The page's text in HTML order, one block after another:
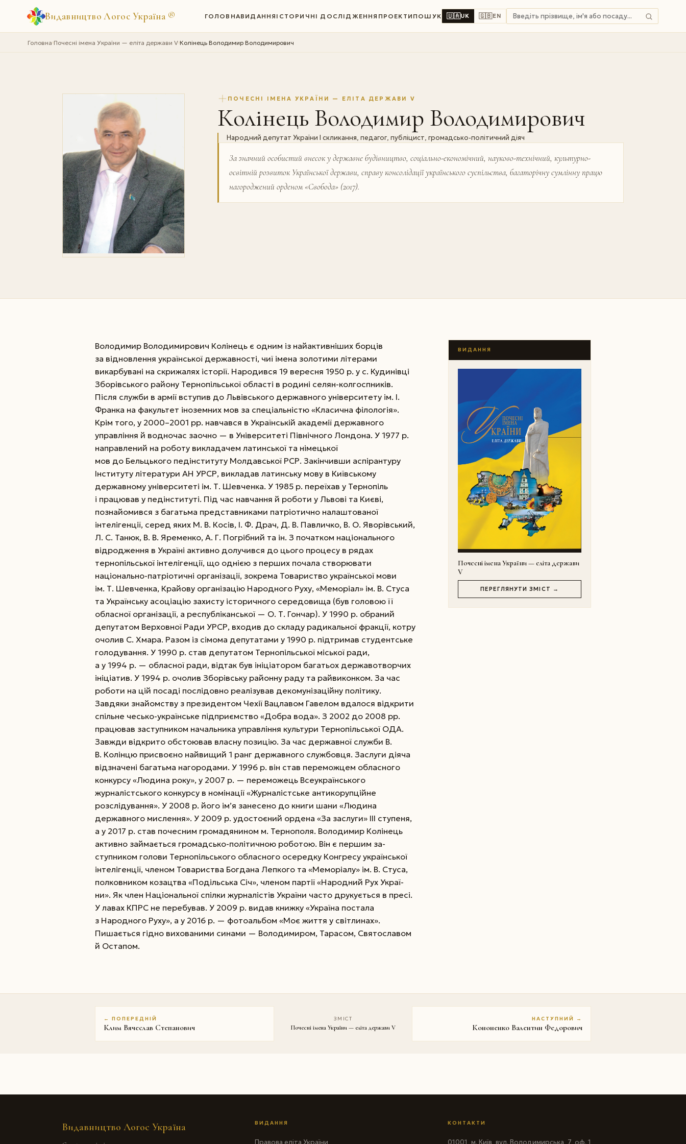
Видавництво Логос Україна ® ГОЛОВНАВИДАННЯ ІСТОРИЧНІ ДОСЛІДЖЕННЯ ПРОЕКТИ ПОШУК 🇺🇦UK 🇬🇧EN
Головна›Почесні імена України — еліта держави V›Колінець Володимир Володимирович
ПОЧЕСНІ ІМЕНА УКРАЇНИ — ЕЛІТА ДЕРЖАВИ V
Колінець Володимир Володимирович
Народний депутат України І скликання, педагог, публіцист, громадсько-політичний діяч
За значний особистий внесок у державне будівництво, соціально-економічний, науково-технічний, культурно-
освітній розвиток Української держави, справу консолідації українського суспільства, багаторічну сумлінну працю
нагороджений орденом «Свобода» (2017).
Володимир Володимирович Колінець є одним із найактивніших борців
за відновлення української державності, чиї імена золотими літерами
викарбувані на скрижалях історії. Народився 19 вересня 1950 р. у с. Кудинівці
Зборівського району Тернопільської області в родині селян-колгоспників.
Після служби в армії вступив до Львівського державного університету ім. І.
Франка на факультет іноземних мов за спеціальністю «Класична філологія».
Крім того, у 2000–2001 рр. навчався в Українській академії державного
управління й водночас заочно — в Університеті Північного Лондона. У 1977 р.
направлений на роботу викладачем латинської та німецької
мов до Бельцького педінституту Молдавської РСР. Закінчивши аспірантуру
Інституту літератури АН УРСР, викладав латинську мову в Київському
державному університеті ім. Т. Шевченка. У 1985 р. переїхав у Тернопіль
і працював у педінституті. Під час навчання й роботи у Львові та Києві,
познайомився з багатьма представниками патріотично налаштованої
інтелігенції, серед яких М. В. Косів, І. Ф. Драч, Д. В. Павличко, В. О. Яворівський,
Л. С. Танюк, В. В. Яременко, А. Г. Погрібний та ін. З початком національного
відродження в Україні активно долучився до цього процесу в рядах
тернопільської інтелігенції, що однією з перших почала створювати
національно-патріотичні організації, зокрема Товариство української мови
ім. Т. Шевченка, Крайову організацію Народного Руху, «Меморіал» ім. В. Стуса
та Українську асоціацію захисту історичного середовища (був головою її
обласної організації, а республіканської — О. Т. Гончар). У 1990 р. обраний
депутатом Верховної Ради УРСР, входив до складу радикальної фракції, котру
очолив С. Хмара. Разом із сімома депутатами у 1990 р. підтримав студентське
голодування. У 1990 р. став депутатом Тернопільської міської ради,
а у 1994 р. — обласної ради, відтак був ініціатором багатьох державотворчих
ініціатив. У 1994 р. очолив Зборівську районну раду та райвиконком. За час
роботи на цій посаді послідовно реалізував декомунізаційну політику.
Завдяки знайомству з президентом Чехії Вацлавом Гавелом вдалося відкрити
спільне чесько-українське підприємство «Добра вода». З 2002 до 2008 рр.
працював заступником начальника управління культури Тернопільської ОДА.
Завжди відкрито обстоював власну позицію. За час державної служби В.
В. Колінцю присвоєно найвищий 1 ранг державного службовця. Заслуги діяча
відзначені багатьма нагородами. У 1996 р. він став переможцем обласного
конкурсу «Людина року», у 2007 р. — переможець Всеукраїнського
журналістського конкурсу в номінації «Журналістське антикорупційне
розслідування». У 2008 р. його ім’я занесено до книги шани «Людина
державного мислення». У 2009 р. удостоєний ордена «За заслуги» ІІІ ступеня,
а у 2017 р. став почесним громадянином м. Тернополя. Володимир Колінець
активно займається громадсько-політичною роботою. Він є першим за­
ступником голови Тернопільського обласного осе­редку Конгресу української
інтелігенції, членом Това­риства Богдана Лепкого та «Меморіалу» ім. В. Стуса,
полковником козацтва «Подільська Січ», членом партії «Народний Рух Украї­
ни». Як член Національної спілки журналістів України часто друкується в пресі.
У лавах КПРС не перебував. У 2009 р. видав книжку «Україна постала
з Народного Руху», а у 2016 р. — фотоальбом «Моє життя у світлинах».
Пишається гідно вихованими синами — Воло­димиром, Тарасом, Святославом
й Остапом.
ВИДАННЯ
Почесні імена України — еліта держави
V
ПЕРЕГЛЯНУТИ ЗМІСТ →
← ПОПЕРЕДНІЙ
Клим Вячеслав Степанович
ЗМІСТ
Почесні імена України — еліта держави V
НАСТУПНИЙ →
Кононенко Валентин Федорович
Видавництво Логос Україна ВИДАННЯ КОНТАКТИ